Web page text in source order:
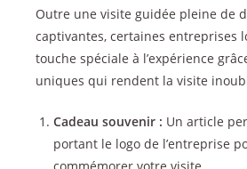
Outre une visite guidée pleine de
captivantes, certaines entreprises
touche spéciale à l’expérience
uniques qui rendent la visite
Cadeau souvenir : Un article
portant le logo de l’entreprise